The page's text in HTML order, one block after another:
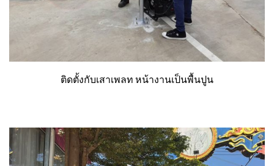
ติดตั้งกับเสาเพลท หน้างานเป็นพื้นปูน